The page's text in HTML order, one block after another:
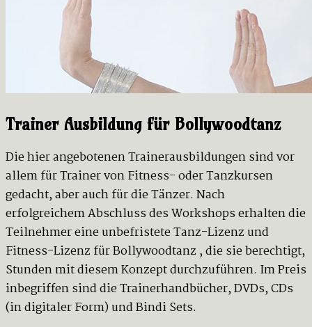
Trainer Ausbildung für Bollywoodtanz
Die hier angebotenen Trainerausbildungen sind vor
allem für Trainer von Fitness- oder Tanzkursen
gedacht, aber auch für die Tänzer. Nach
erfolgreichem Abschluss des Workshops erhalten die
Teilnehmer eine unbefristete Tanz-Lizenz und
Fitness-Lizenz für Bollywoodtanz , die sie berechtigt,
Stunden mit diesem Konzept durchzuführen. Im Preis
inbegriffen sind die Trainerhandbücher, DVDs, CDs
(in digitaler Form) und Bindi Sets.